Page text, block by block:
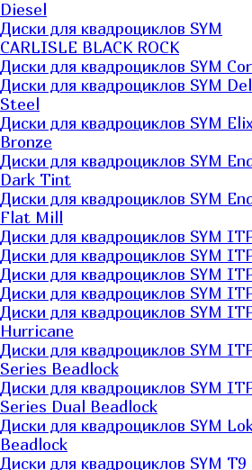
Diesel
Диски для квадроциклов SYM
CARLISLE BLACK ROCK
Диски для квадроциклов SYM
Диски для квадроциклов SYM
Steel
Диски для квадроциклов SYM
Bronze
Диски для квадроциклов SYM
Dark Tint
Диски для квадроциклов SYM
Flat Mill
Диски для квадроциклов SYM
Диски для квадроциклов SYM
Диски для квадроциклов SYM
Диски для квадроциклов SYM
Диски для квадроциклов SYM
Hurricane
Диски для квадроциклов SYM
Series Beadlock
Диски для квадроциклов SYM
Series Dual Beadlock
Диски для квадроциклов SYM
Beadlock
Диски для квадроциклов SYM T9